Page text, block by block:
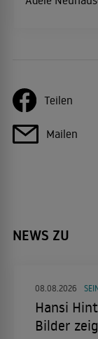
Teilen
Mailen
NEWS ZU
08.08.2026
Hansi
Bilder